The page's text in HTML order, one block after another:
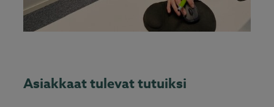
Asiakkaat tulevat tutuiksi